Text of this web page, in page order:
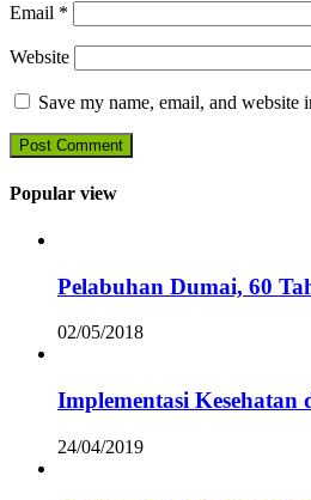
Email *
Website
Save my name, email, and
Popular view
Pelabuhan Dumai, 60
02/05/2018
Implementasi
24/04/2019